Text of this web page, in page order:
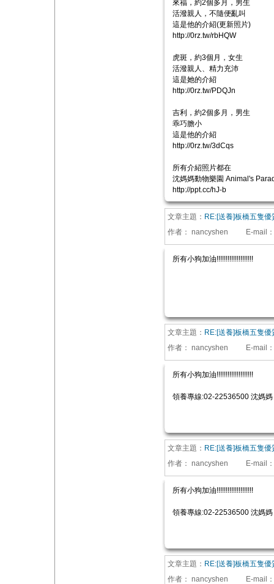
來福，約2個多月，男生
活潑親人，不隨便亂叫
這是他的介紹(更新照片)
http://0rz.tw/rbHQW
虎斑，約3個月，女生
活潑親人、精力充沛
這是她的介紹
http://0rz.tw/PDQJn
吉利，約2個多月，男生
乖巧膽小
這是他的介紹
http://0rz.tw/3dCqs
所有介紹照片都在
沈媽媽動物樂園 Animal's
http://ppt.cc/hJ-b
文章主題： RE:[送養]板橋五隻優
作者： nancyshen E-mail ：
所有小狗加油!!!!!!!!!!!!!!!!!!!!
文章主題： RE:[送養]板橋五隻優
作者： nancyshen E-mail ：
所有小狗加油!!!!!!!!!!!!!!!!!!!!
領養專線:02-22536500 沈媽媽
文章主題： RE:[送養]板橋五隻優
作者： nancyshen E-mail ：
所有小狗加油!!!!!!!!!!!!!!!!!!!!
領養專線:02-22536500 沈媽媽
文章主題： RE:[送養]板橋五隻優
作者： nancyshen E-mail ：